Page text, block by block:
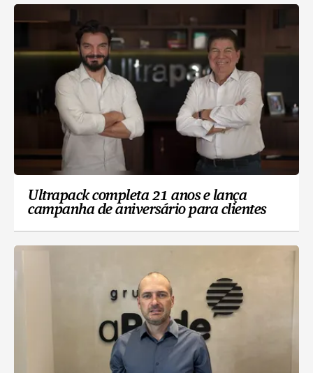
Ultrapack completa 21 anos e lança
campanha de aniversário para clientes